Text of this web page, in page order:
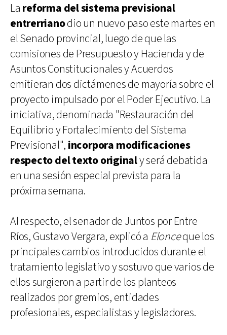
La reforma del sistema previsional
entrerrianodio un nuevo paso este martes en
el Senado provincial, luego de que las
comisiones de Presupuesto y Hacienda y de
Asuntos Constitucionales y Acuerdos
emitieran dos dictámenes de mayoría sobre el
proyecto impulsado por el Poder Ejecutivo. La
iniciativa, denominada "Restauración del
Equilibrio y Fortalecimiento del Sistema
Previsional", incorpora modificaciones
respecto del texto originaly será debatida
en una sesión especial prevista para la
próxima semana.
Al respecto, el senador de Juntos por Entre
Ríos, Gustavo Vergara, explicó a Elonceque los
principales cambios introducidos durante el
tratamiento legislativo y sostuvo que varios de
ellos surgieron a partir de los planteos
realizados por gremios, entidades
profesionales, especialistas y legisladores.